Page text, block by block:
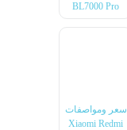
BL7000 Pro
سعر ومواصفات
Xiaomi Redmi